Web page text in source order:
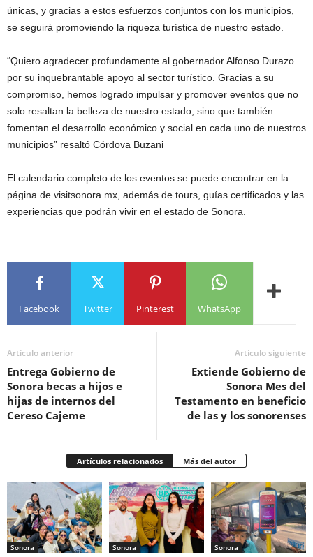
únicas, y gracias a estos esfuerzos conjuntos con los municipios,
se seguirá promoviendo la riqueza turística de nuestro estado.
“Quiero agradecer profundamente al gobernador Alfonso Durazo
por su inquebrantable apoyo al sector turístico. Gracias a su
compromiso, hemos logrado impulsar y promover eventos que no
solo resaltan la belleza de nuestro estado, sino que también
fomentan el desarrollo económico y social en cada uno de nuestros
municipios” resaltó Córdova Buzani
El calendario completo de los eventos se puede encontrar en la
página de visitsonora.mx, además de tours, guías certificados y las
experiencias que podrán vivir en el estado de Sonora.
Facebook Twitter Pinterest WhatsApp
Artículo anterior
Entrega Gobierno de
Sonora becas a hijos e
hijas de internos del
Cereso Cajeme
Artículo siguiente
Extiende Gobierno de
Sonora Mes del
Testamento en beneficio
de las y los sonorenses
Artículos relacionados Más del autor
Sonora Sonora Sonora